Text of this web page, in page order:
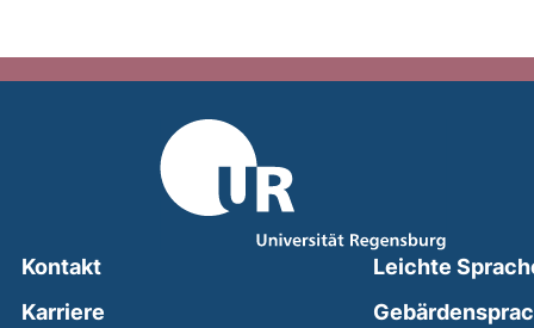
Kontakt
Karriere
Leichte